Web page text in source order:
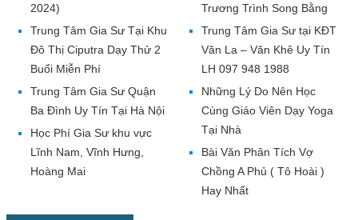
2024)
Trung Tâm Gia Sư Tại Khu
Đô Thị Ciputra Dạy Thử 2
Buổi Miễn Phí
Trung Tâm Gia Sư Quận
Ba Đình Uy Tín Tại Hà Nội
Học Phí Gia Sư khu vực
Lĩnh Nam, Vĩnh Hưng,
Hoàng Mai
Trương Trình Song Bằng
Trung Tâm Gia Sư tại KĐT
Văn La – Văn Khê Uy Tín
LH 097 948 1988
Những Lý Do Nên Học
Cùng Giáo Viên Dạy Yoga
Tại Nhà
Bài Văn Phân Tích Vợ
Chồng A Phủ ( Tô Hoài )
Hay Nhất